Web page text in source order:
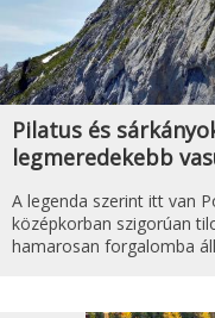
Pilatus és
legmeredekebb
A legenda szerint itt van
középkorban szigorúan
hamarosan forgalomba